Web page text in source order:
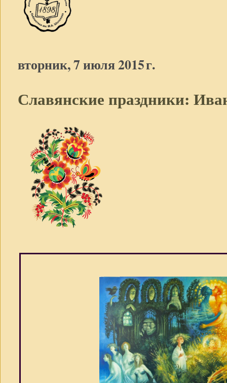
вторник, 7 июля 2015 г.
Славянские праздники: